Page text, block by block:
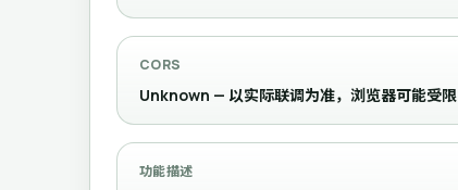
CORS
Unknown — 以实际联调为准，浏览器可能受限
功能描述